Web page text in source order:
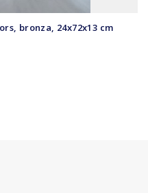
bronza, 24x72x13 cm